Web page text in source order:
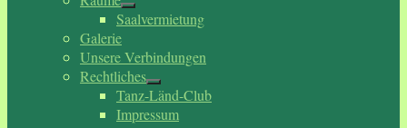
Saalvermietung
Galerie
Unsere Verbindungen
Rechtliches
Tanz-Länd-Club
Impressum